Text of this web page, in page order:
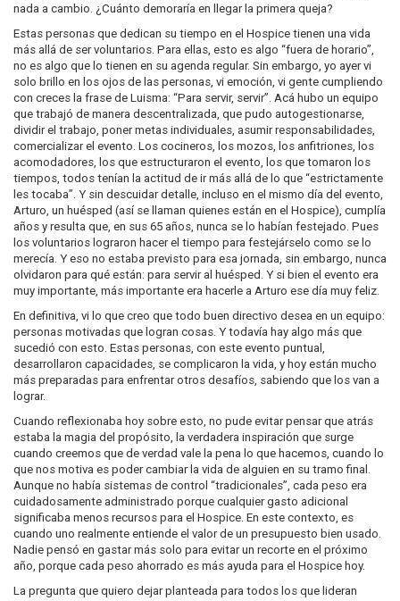
nada a cambio. ¿Cuánto demoraría en llegar la primera queja?
Estas personas que dedican su tiempo en el Hospice tienen una vida
más allá de ser voluntarios. Para ellas, esto es algo “fuera de horario”,
no es algo que lo tienen en su agenda regular. Sin embargo, yo ayer vi
solo brillo en los ojos de las personas, vi emoción, vi gente cumpliendo
con creces la frase de Luisma: “Para servir, servir”. Acá hubo un equipo
que trabajó de manera descentralizada, que pudo autogestionarse,
dividir el trabajo, poner metas individuales, asumir responsabilidades,
comercializar el evento. Los cocineros, los mozos, los anfitriones, los
acomodadores, los que estructuraron el evento, los que tomaron los
tiempos, todos tenían la actitud de ir más allá de lo que “estrictamente
les tocaba”. Y sin descuidar detalle, incluso en el mismo día del evento,
Arturo, un huésped (así se llaman quienes están en el Hospice), cumplía
años y resulta que, en sus 65 años, nunca se lo habían festejado. Pues
los voluntarios lograron hacer el tiempo para festejárselo como se lo
merecía. Y eso no estaba previsto para esa jornada, sin embargo, nunca
olvidaron para qué están: para servir al huésped. Y si bien el evento era
muy importante, más importante era hacerle a Arturo ese día muy feliz.
En definitiva, vi lo que creo que todo buen directivo desea en un equipo:
personas motivadas que logran cosas. Y todavía hay algo más que
sucedió con esto. Estas personas, con este evento puntual,
desarrollaron capacidades, se complicaron la vida, y hoy están mucho
más preparadas para enfrentar otros desafíos, sabiendo que los van a
lograr.
Cuando reflexionaba hoy sobre esto, no pude evitar pensar que atrás
estaba la magia del propósito, la verdadera inspiración que surge
cuando creemos que de verdad vale la pena lo que hacemos, cuando lo
que nos motiva es poder cambiar la vida de alguien en su tramo final.
Aunque no había sistemas de control “tradicionales”, cada peso era
cuidadosamente administrado porque cualquier gasto adicional
significaba menos recursos para el Hospice. En este contexto, es
cuando uno realmente entiende el valor de un presupuesto bien usado.
Nadie pensó en gastar más solo para evitar un recorte en el próximo
año, porque cada peso ahorrado es más ayuda para el Hospice hoy.
La pregunta que quiero dejar planteada para todos los que lideran